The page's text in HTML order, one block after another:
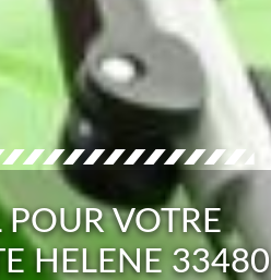
POUR VOTRE
HELENE 33480